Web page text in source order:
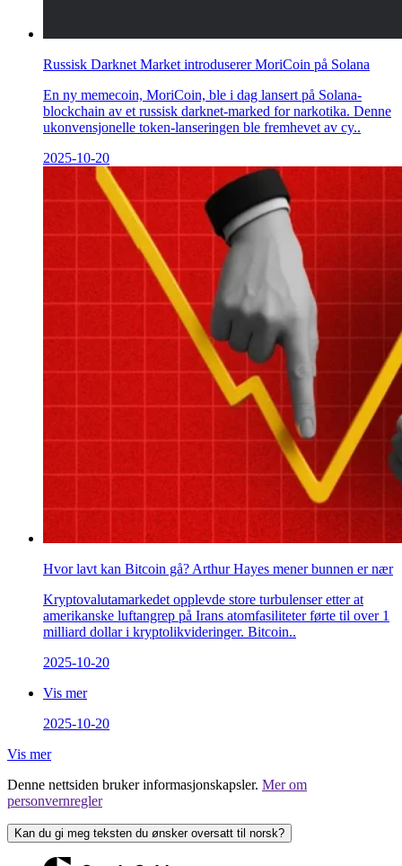
Russisk Darknet Market introduserer MoriCoin på Solana
En ny memecoin, MoriCoin, ble i dag lansert på Solana-
blockchain av et russisk darknet-marked for narkotika. Denne
ukonvensjonelle token-lanseringen ble fremhevet av cy..
2025-10-20
Hvor lavt kan Bitcoin gå? Arthur Hayes mener bunnen er nær
Kryptovalutamarkedet opplevde store turbulenser etter at
amerikanske luftangrep på Irans atomfasiliteter førte til over 1
milliard dollar i kryptolikvideringer. Bitcoin..
2025-10-20
Vis mer
2025-10-20
Vis mer
Denne nettsiden bruker informasjonskapsler. Mer om
personvernregler
Kan du gi meg teksten du ønsker oversatt til norsk?